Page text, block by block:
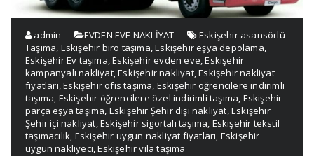
admin EVDEN EVE NAKLİYAT
Eskişehir asansörlü
Taşıma, Eskişehir biro taşıma,Eskişehir eşya depolama,
Eskişehir Ev taşıma,Eskişehir evden eve,Eskişehir
kampanyalı nakliyat,Eskişehir nakliyat,Eskişehir nakliyat
fıyatları,Eskişehir ofis taşıma, Eskişehir öğrencilere indirimli
taşıma, Eskişehir öğrencilere özel indirimli taşıma, Eskişehir
parça eşya taşıma, Eskişehir Şehir dışı nakliyat,Eskişehir
Şehir içi nakliyat,Eskişehir sigortalı taşıma, Eskişehir tekstil
taşımacılık, Eskişehir uygun nakliyat fiyatları, Eskişehir
uygun nakliyeci,Eskişehir vila taşıma